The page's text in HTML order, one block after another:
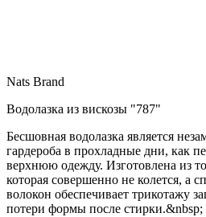
Nats Brand
Водолазка из вискозы "787"
Бесшовная водолазка является
гардероба в прохладные дни, как
верхнюю одежду. Изготовлена из
которая совершенно не колется, а
волокон обеспечивает трикотажу
потери формы после